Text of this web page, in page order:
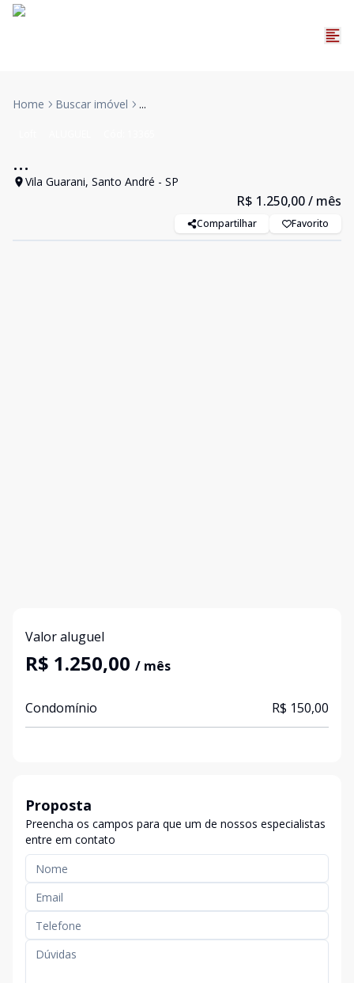
Home Buscar imóvel ...
...
Vila Guarani, Santo André - SP
R$ 1.250,00/ mês
Compartilhar Favorito
Valor aluguel
R$ 1.250,00 / mês
Condomínio R$ 150,00
Proposta
Preencha os campos para que um de nossos especialistas
entre em contato